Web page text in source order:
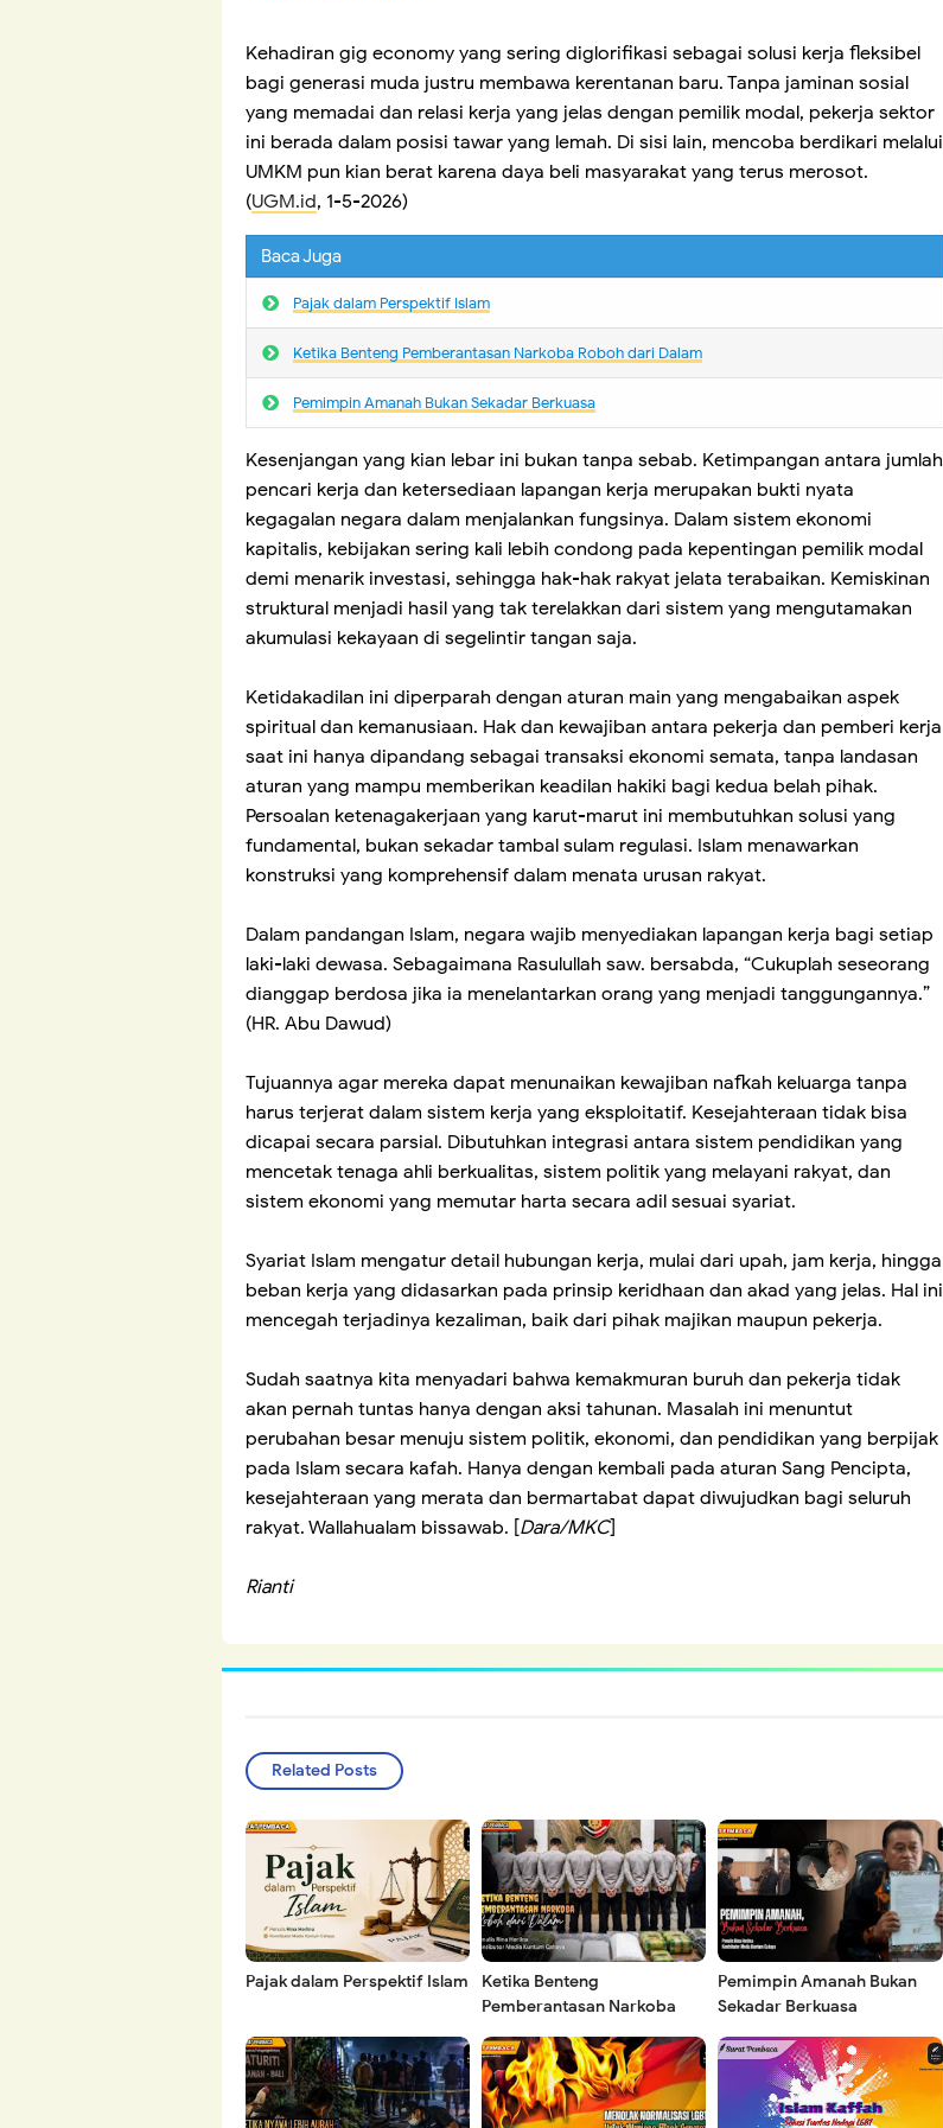
Kehadiran gig economy yang sering diglorifikasi sebagai solusi kerja fleksibel
bagi generasi muda justru membawa kerentanan baru. Tanpa jaminan sosial
yang memadai dan relasi kerja yang jelas dengan pemilik modal, pekerja sektor
ini berada dalam posisi tawar yang lemah. Di sisi lain, mencoba berdikari melalui
UMKM pun kian berat karena daya beli masyarakat yang terus merosot.
(UGM.id, 1-5-2026)
Baca Juga
Pajak dalam Perspektif Islam
Ketika Benteng Pemberantasan Narkoba Roboh dari Dalam
Pemimpin Amanah Bukan Sekadar Berkuasa
Kesenjangan yang kian lebar ini bukan tanpa sebab. Ketimpangan antara jumlah
pencari kerja dan ketersediaan lapangan kerja merupakan bukti nyata
kegagalan negara dalam menjalankan fungsinya. Dalam sistem ekonomi
kapitalis, kebijakan sering kali lebih condong pada kepentingan pemilik modal
demi menarik investasi, sehingga hak-hak rakyat jelata terabaikan. Kemiskinan
struktural menjadi hasil yang tak terelakkan dari sistem yang mengutamakan
akumulasi kekayaan di segelintir tangan saja.
Ketidakadilan ini diperparah dengan aturan main yang mengabaikan aspek
spiritual dan kemanusiaan. Hak dan kewajiban antara pekerja dan pemberi kerja
saat ini hanya dipandang sebagai transaksi ekonomi semata, tanpa landasan
aturan yang mampu memberikan keadilan hakiki bagi kedua belah pihak.
Persoalan ketenagakerjaan yang karut-marut ini membutuhkan solusi yang
fundamental, bukan sekadar tambal sulam regulasi. Islam menawarkan
konstruksi yang komprehensif dalam menata urusan rakyat.
Dalam pandangan Islam, negara wajib menyediakan lapangan kerja bagi setiap
laki-laki dewasa. Sebagaimana Rasulullah saw. bersabda, “Cukuplah seseorang
dianggap berdosa jika ia menelantarkan orang yang menjadi tanggungannya.”
(HR. Abu Dawud)
Tujuannya agar mereka dapat menunaikan kewajiban nafkah keluarga tanpa
harus terjerat dalam sistem kerja yang eksploitatif. Kesejahteraan tidak bisa
dicapai secara parsial. Dibutuhkan integrasi antara sistem pendidikan yang
mencetak tenaga ahli berkualitas, sistem politik yang melayani rakyat, dan
sistem ekonomi yang memutar harta secara adil sesuai syariat.
Syariat Islam mengatur detail hubungan kerja, mulai dari upah, jam kerja, hingga
beban kerja yang didasarkan pada prinsip keridhaan dan akad yang jelas. Hal ini
mencegah terjadinya kezaliman, baik dari pihak majikan maupun pekerja.
Sudah saatnya kita menyadari bahwa kemakmuran buruh dan pekerja tidak
akan pernah tuntas hanya dengan aksi tahunan. Masalah ini menuntut
perubahan besar menuju sistem politik, ekonomi, dan pendidikan yang berpijak
pada Islam secara kafah. Hanya dengan kembali pada aturan Sang Pencipta,
kesejahteraan yang merata dan bermartabat dapat diwujudkan bagi seluruh
rakyat. Wallahualam bissawab. [Dara/MKC]
Rianti
Related Posts
Pajak dalam Perspektif Islam
Ketika Benteng
Pemberantasan Narkoba
Pemimpin Amanah Bukan
Sekadar Berkuasa